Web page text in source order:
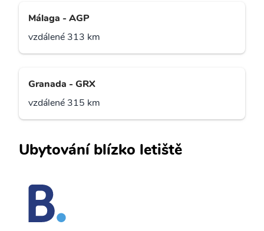
Málaga - AGP
vzdálené 313 km
Granada - GRX
vzdálené 315 km
Ubytování blízko letiště